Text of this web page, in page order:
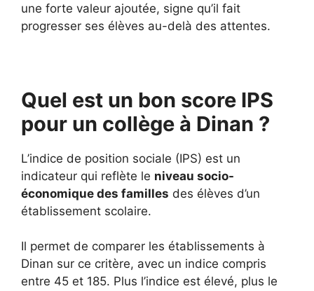
une forte valeur ajoutée, signe qu’il fait
progresser ses élèves au-delà des attentes.
Quel est un bon score IPS
pour un collège à Dinan ?
L’indice de position sociale (IPS) est un
indicateur qui reflète le niveau socio-
économique des familles des élèves d’un
établissement scolaire.
Il permet de comparer les établissements à
Dinan sur ce critère, avec un indice compris
entre 45 et 185. Plus l’indice est élevé, plus le